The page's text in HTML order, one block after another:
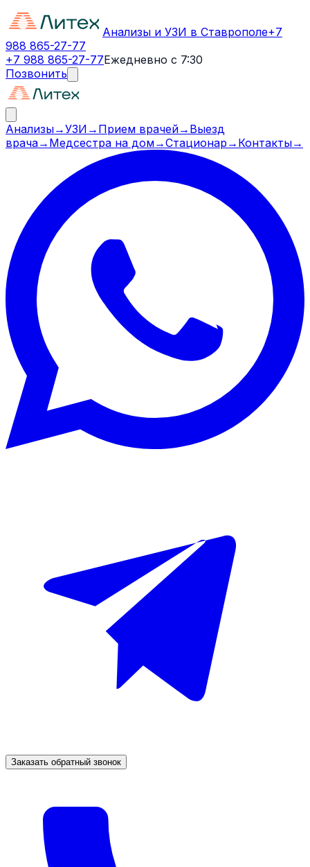
Анализы и УЗИ в Ставрополе+7
988 865-27-77
+7 988 865-27-77Ежедневно с 7:30
Позвонить
Анализы→УЗИ → Прием врачей→ Выезд
врача→ Медсестра на дом→Стационар → Контакты→
Заказать обратный звонок